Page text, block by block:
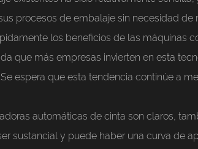
procesos de embalaje sin necesidad de
los beneficios de las máquinas
que más empresas invierten en esta
espera que esta tendencia continúe a
automáticas de cinta son claros,
sustancial y puede haber una curva de